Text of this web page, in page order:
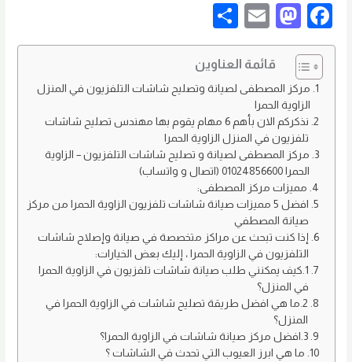
F
a
c
e
b
o
o
k
M
as
to
d
o
n
E
m
ail
h
ar
e
قائمة العناوين
مركز المصطفى لصيانة وتصليح شاشات التلفزيون في المنزل
الزاوية الحمرا
نذكركم الان بأهم 6 مهام يقوم بها مهندس تصليح شاشات
تلفزيون في المنزل الزاوية الحمرا
مركز المصطفى لصيانة و تصليح شاشات التلفزيون – الزاوية
الحمرا 01024856600 (اتصال و واتساب)
مميزات مركز المصطفى:
افضل 5 مميزات صيانة شاشات تلفزيون الزاوية الحمرا من مركز
صيانة المصطفي
إذا كنت تبحث عن مراكز متخصصة في صيانة وإصلاح شاشات
التلفزيون في الزاوية الحمرا ، إليك بعض الخيارات:
1.كيف يمكنني طلب صيانة شاشات تلفزيون في الزاوية الحمرا
في المنزل؟
2.ما هي افضل طريقة تصليح شاشات في الزاوية الحمرا في
المنزل؟
3.افضل مركز صيانة شاشات في الزاوية الحمرا؟
ما هي ابرز العيوب التي تحدث في الشاشات ؟